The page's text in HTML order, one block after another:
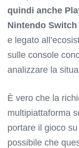
quindi anche
Nintendo Switch
e legato
sulle console
analizzare la
È vero che la
multipiattaforma
portare il gioco
possibile che